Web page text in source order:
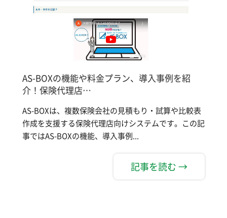
AS-BOXの機能や料金プラン、導入事例を紹
介！保険代理店…
AS-BOXは、複数保険会社の見積もり・試算や比較表
作成を支援する保険代理店向けシステムです。この記
事ではAS-BOXの機能、導入事例...
記事を読む →